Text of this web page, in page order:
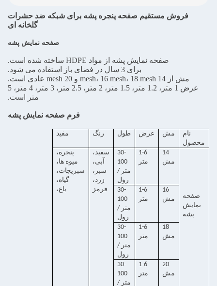
فروش مستقیم صفحه پنجره پشه برای شبکه ضد حشرات
گلخانه ای
صفحه نمایش پشه
صفحه نمایش پشه از مواد HDPE ساخته شده است.
برای 3 سال در فضای باز استفاده می شود.
مش از 14 mesh، 16 mesh، 18 mesh و 20 mesh عادی است.
عرض 1 متر، 1.2 متر، 1.5 متر، 2 متر، 2.5 متر، 3 متر، 4 متر، 5
متر است.
فرم صفحه نمایش پشه
نام
محصول
مش عرض طول رنگ مفید
صفحه
نمایش
پشه
14
مش
1-6
متر
30-
100
متر /
رول
سفید،
آبی،
سبز،
زرد،
قرمز
پنجره،
میوه ها،
سبزیجات،
گیاه،
باغ،
16
مش
1-6
متر
30-
100
متر /
رول
18
مش
1-6
متر
30-
100
متر /
رول
20
مش
1-6
متر
30-
100
متر /